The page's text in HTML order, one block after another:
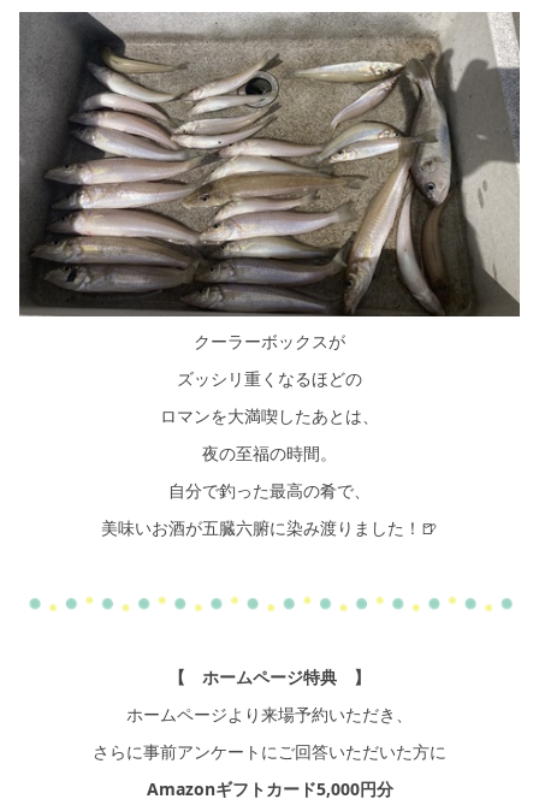
クーラーボックスが
ズッシリ重くなるほどの
ロマンを大満喫したあとは、
夜の至福の時間。
自分で釣った最高の肴で、
美味いお酒が五臓六腑に染み渡りました！🍺
【 ホームページ特典 】
ホームページより来場予約いただき、
さらに事前アンケートにご回答いただいた方に
Amazonギフトカード5,000円分